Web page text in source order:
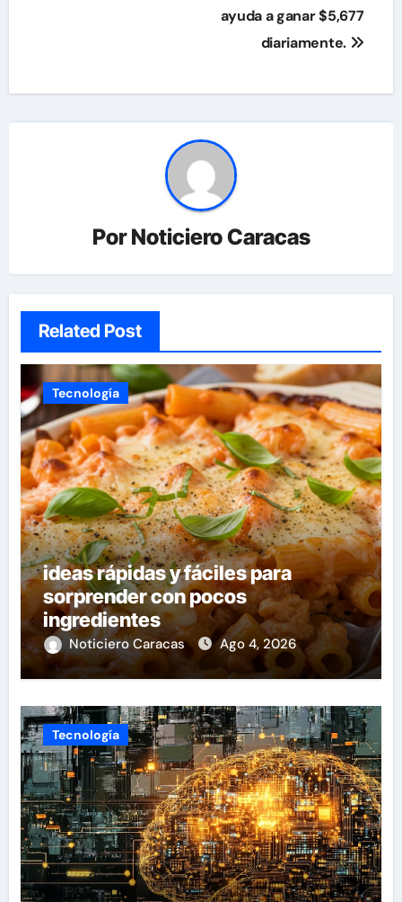
ayuda a ganar $5,677
diariamente.
PorNoticiero Caracas
Related Post
Tecnología
ideas rápidas y fáciles para
sorprender con pocos
ingredientes
Noticiero Caracas Ago 4, 2026
Tecnología